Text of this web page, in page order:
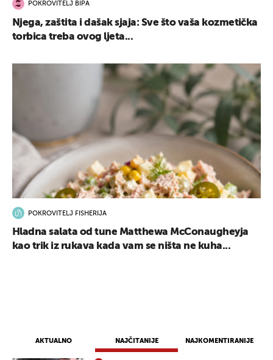
AKTUALNO NAJČITANIJE NAJKOMENTIRANIJE
POKROVITELJ BIPA
Njega, zaštita i dašak sjaja: Sve što vaša kozmetička
torbica treba ovog ljeta...
POKROVITELJ FISHERIJA
Hladna salata od tune Matthewa McConaugheyja
kao trik iz rukava kada vam se ništa ne kuha...